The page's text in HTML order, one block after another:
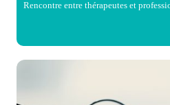
Rencontre entre thérapeutes et